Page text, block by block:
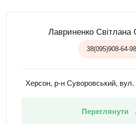
Лавриненко Світлана
38(095)908-64-98
Херсон, р-н Суворовський,
Переглянути